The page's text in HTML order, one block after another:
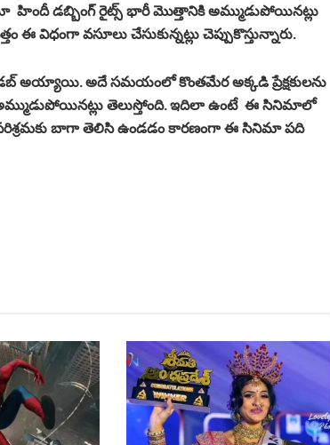
హిందీ డబ్బింగ్‌ రైట్స్‌ భారీ మొత్తానికి అమ్ముడుపోయినట్లు
వసూలు చేసుకున్నట్లు చెప్పుకొస్తున్నారు.
అయ్యాయి. అదే సమయంలో కొంతమేర అక్కడి ప్రేక్షకులను
తెలుస్తోంది. ఇదిలా ఉంటే ఈ సినిమాలో
బాగా తెలిసి ఉండడం కారణంగా ఈ సినిమా పది